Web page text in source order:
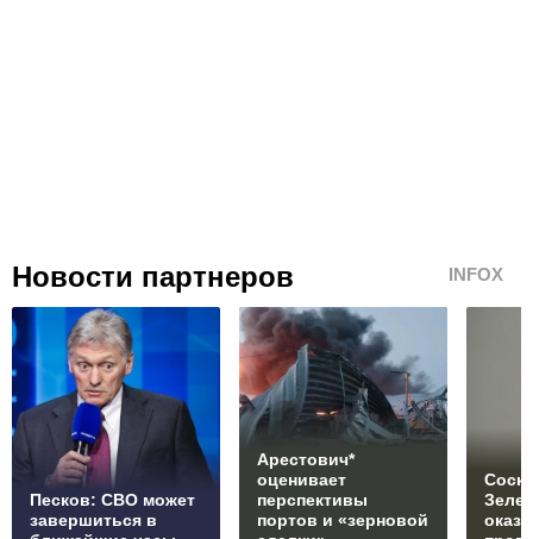
Новости партнеров INFOX
Песков: СВО может
завершиться в
Арестович*
оценивает
перспективы
портов и «зерновой